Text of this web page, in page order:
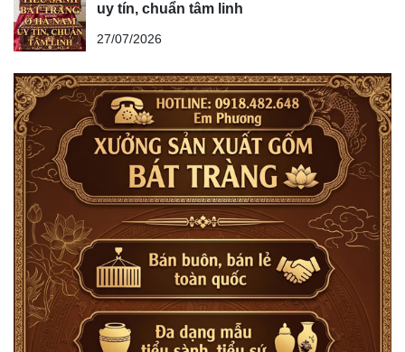
uy tín, chuẩn tâm linh
27/07/2026